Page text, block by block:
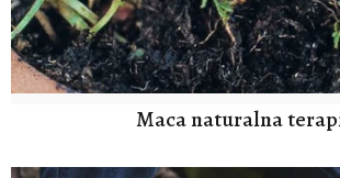
Maca naturalna